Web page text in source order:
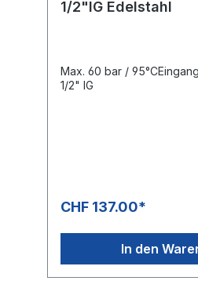
1/2"IG Edelstahl
Max. 60 bar /
1/2" IG
CHF 137.00*
In den